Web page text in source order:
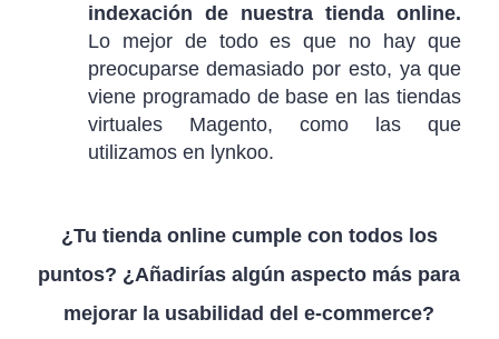
indexación de nuestra tienda online.
Lo mejor de todo es que no hay que
preocuparse demasiado por esto, ya que
viene programado de base en las tiendas
virtuales Magento, como las que
utilizamos en lynkoo.
¿Tu tienda online cumple con todos los
puntos? ¿Añadirías algún aspecto más para
mejorar la usabilidad del e-commerce?